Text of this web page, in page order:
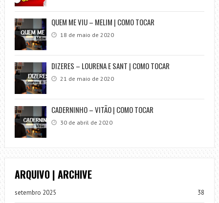
QUEM ME VIU – MELIM | COMO TOCAR
18 de maio de 2020
DIZERES – LOURENA E SANT | COMO TOCAR
21 de maio de 2020
CADERNINHO – VITÃO | COMO TOCAR
30 de abril de 2020
ARQUIVO | ARCHIVE
setembro 2025 38